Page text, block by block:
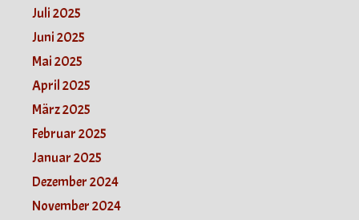
Juli 2025
Juni 2025
Mai 2025
April 2025
März 2025
Februar 2025
Januar 2025
Dezember 2024
November 2024